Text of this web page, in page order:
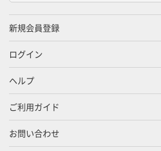
新規会員登録
ログイン
ヘルプ
ご利用ガイド
お問い合わせ